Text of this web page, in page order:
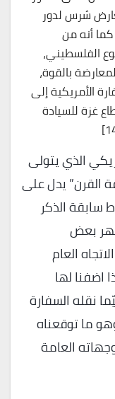
شرس لدور
أنه من
الفلسطيني،
بالقوة،
الأمريكية إلى
غزة للسيادة
الذي يتولى
القرن” يدل على
سابقة الذكر
بعض
العام
اضفنا لها
نقله السفارة
ما توقعناه
عن توجهاته العامة